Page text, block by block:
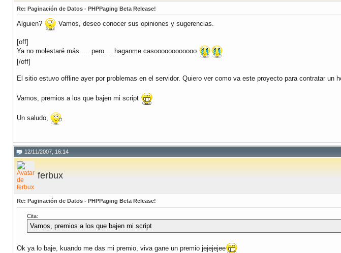
Re: Paginación de Datos - PHPPaging Beta Release!
Alguien? Vamos, deseo conocer sus opiniones y sugerencias.
[off]
Ya no molestaré más..... pero.... haganme casoooooooooooo
[/off]
El sitio estuvo offline ayer por problemas en el servidor. Quiero ver como va este proyecto para contratar un
Vamos, premios a los que bajen mi script
Un saludo,
12/11/2007, 16:14
ferbux
Re: Paginación de Datos - PHPPaging Beta Release!
Cita:
Vamos, premios a los que bajen mi script
Ok ya lo baje, kuando me das mi premio, viva gane un premio jejejejee